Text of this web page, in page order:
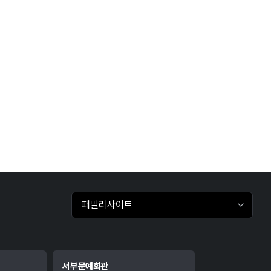
패밀리사이트 바로가기
서부문예회관